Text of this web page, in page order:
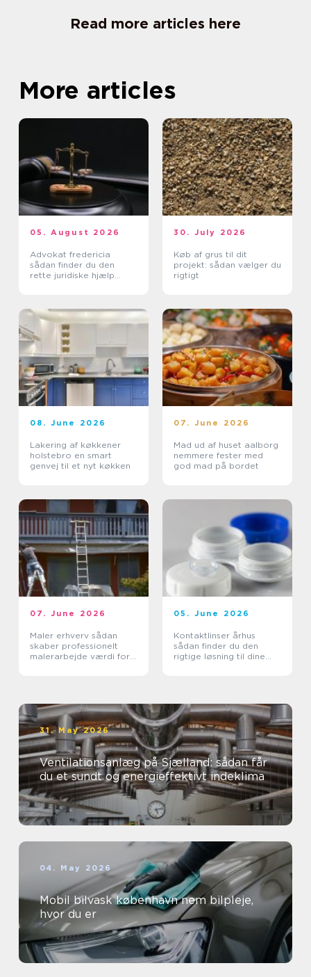
Read more articles here
More articles
05. August 2026
Advokat fredericia
sådan finder du den
rette juridiske hjælp
30. July 2026
Køb af grus til dit
projekt: sådan vælger du
rigtigt
08. June 2026
Lakering af køkkener
holstebro en smart
genvej til et nyt køkken
07. June 2026
Mad ud af huset aalborg
nemmere fester med
god mad på bordet
07. June 2026
Maler erhverv sådan
skaber professionelt
malerarbejde værdi for
05. June 2026
Kontaktlinser århus
sådan finder du den
rigtige løsning til dine
31. May 2026
Ventilationsanlæg på Sjælland: sådan får
du et sundt og energieffektivt indeklima
04. May 2026
Mobil bilvask københavn nem bilpleje,
hvor du er